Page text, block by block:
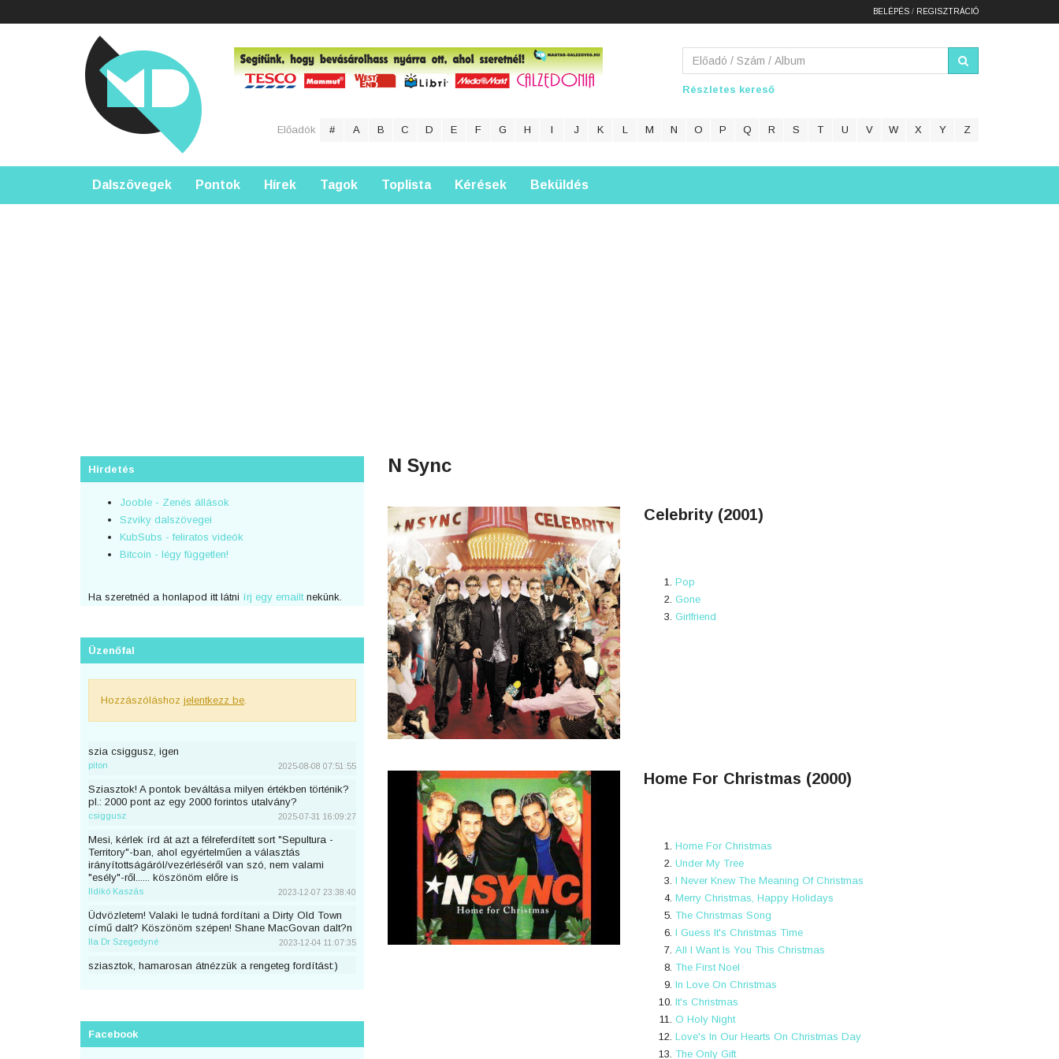
BELÉPÉS / REGISZTRÁCIÓ
Részletes kereső
Előadók # A B C D E F G H I J K L M N O P Q R S T U V W X Y Z
Dalszövegek Pontok Hírek Tagok Toplista Kérések Beküldés
Hirdetés
Jooble - Zenés állások
Szviky dalszövegei
KubSubs - feliratos videók
Bitcoin - légy független!
Ha szeretnéd a honlapod itt látni írj egy emailtnekünk.
Üzenőfal
Hozzászóláshoz jelentkezz be.
szia csiggusz, igen
piton 2025-08-08 07:51:55
Sziasztok! A pontok beváltása milyen értékben történik?
pl.: 2000 pont az egy 2000 forintos utalvány?
csiggusz 2025-07-31 16:09:27
Mesi, kérlek írd át azt a félreferdített sort "Sepultura -
Territory"-ban, ahol egyértelműen a választás
irányítottságáról/vezérléséről van szó, nem valami
"esély"-ről...... köszönöm előre is
Ildikó Kaszás 2023-12-07 23:38:40
Üdvözletem! Valaki le tudná fordítani a Dirty Old Town
című dalt? Köszönöm szépen! Shane MacGovan dalt?n
Ila Dr Szegedyné 2023-12-04 11:07:35
sziasztok, hamarosan átnézzük a rengeteg fordítást:)
előtte. Át lehetne még írni a nevemre? Köszi <3
Facebook
N Sync
Celebrity (2001)
Pop
Gone
Girlfriend
Home For Christmas (2000)
Home For Christmas
Under My Tree
I Never Knew The Meaning Of Christmas
Merry Christmas, Happy Holidays
The Christmas Song
I Guess It's Christmas Time
All I Want Is You This Christmas
The First Noel
In Love On Christmas
It's Christmas
O Holy Night
Love's In Our Hearts On Christmas Day
The Only Gift